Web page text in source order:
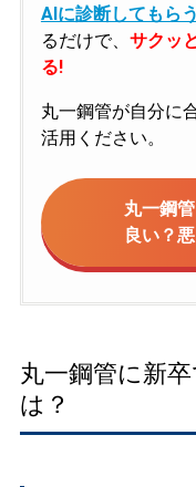
AIに診断してもらう
るだけで、 サクッ
る!
丸一鋼管が自分に
活用ください。
丸一鋼
良い？
丸一鋼管に新
は？